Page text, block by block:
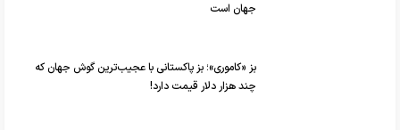
جهان است
بز «کاموری»؛ بز پاکستانی با عجیب‌ترین گوش‌ جهان که
چند هزار دلار قیمت دارد!